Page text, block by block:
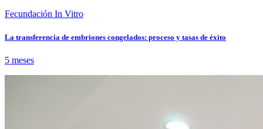
Fecundación In Vitro
La transferencia de embriones congelados: proceso y tasas de éxito
5 meses